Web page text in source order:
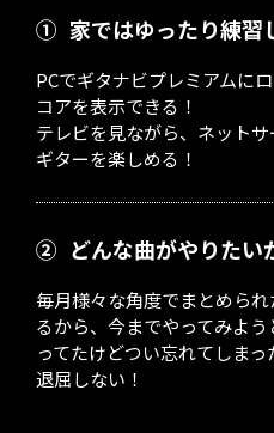
① 家ではゆったり練習
PCでギタナビプレミアムに
コアを表示できる！
テレビを見ながら、ネット
ギターを楽しめる！
② どんな曲がやりたい
毎月様々な角度でまとめら
るから、今までやってみよ
ってたけどつい忘れてしま
退屈しない！